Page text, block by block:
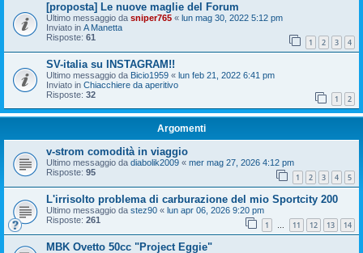
[proposta] Le nuove maglie del Forum
Ultimo messaggio da sniper765 « lun mag 30, 2022 5:12 pm
Inviato in A Manetta
Risposte: 61 1 2 3 4
SV-italia su INSTAGRAM!!
Ultimo messaggio da Bicio1959 « lun feb 21, 2022 6:41 pm
Inviato in Chiacchiere da aperitivo
Risposte: 32 1 2
Argomenti
v-strom comodità in viaggio
Ultimo messaggio da diabolik2009 « mer mag 27, 2026 4:12 pm
Risposte: 95 1 2 3 4 5
L'irrisolto problema di carburazione del mio Sportcity 200
Ultimo messaggio da stez90 « lun apr 06, 2026 9:20 pm
Risposte: 261 1 … 11 12 13 14
MBK Ovetto 50cc "Project Eggie"